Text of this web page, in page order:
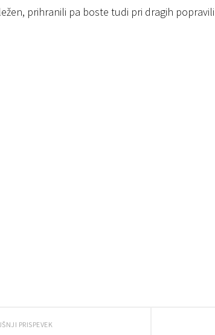
prihranili pa boste tudi pri dragih
PRISPEVEK